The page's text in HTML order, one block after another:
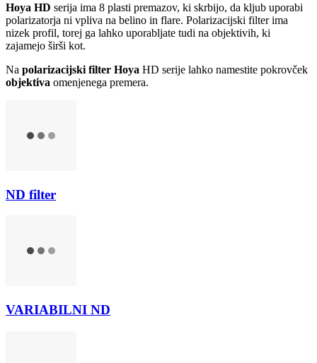
Hoya HD serija ima 8 plasti premazov, ki skrbijo, da kljub uporabi
polarizatorja ni vpliva na belino in flare. Polarizacijski filter ima
nizek profil, torej ga lahko uporabljate tudi na objektivih, ki
zajamejo širši kot.
Na polarizacijski filter Hoya HD serije lahko namestite pokrovček
objektiva omenjenega premera.
ND filter
VARIABILNI ND